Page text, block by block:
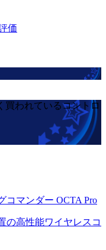
価
買われているコントロ
コマンダー OCTA Pro
の高性能ワイヤレスコ